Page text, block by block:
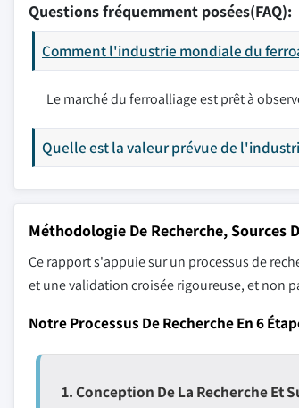
Questions fréquemment posées(FAQ):
Comment l'industrie mondiale du
Le marché du ferroalliage est prêt à
Quelle est la valeur prévue de
Méthodologie De Recherche, Sources
Ce rapport s'appuie sur un processus de
et une validation croisée rigoureuse, et non
Notre Processus De Recherche En 6
1. Conception De La Recherche Et